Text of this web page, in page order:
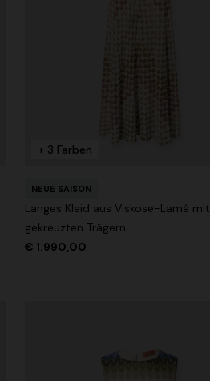
+ 3 Farben
NEUE SAISON
Langes Kleid aus Viskose-Lamé mit
gekreuzten Trägern
€ 1.990,00